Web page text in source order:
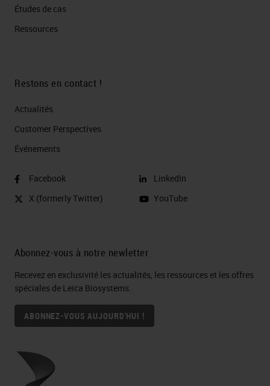
Études de cas
Ressources
Restons en contact !
Actualités
Customer Perspectives​
Événements
Facebook
X (formerly Twitter)
LinkedIn
YouTube
Abonnez-vous à notre newletter
Recevez en exclusivité les actualités, les ressources et les offres
spéciales de Leica Biosystems.
ABONNEZ-VOUS AUJOURD'HUI !